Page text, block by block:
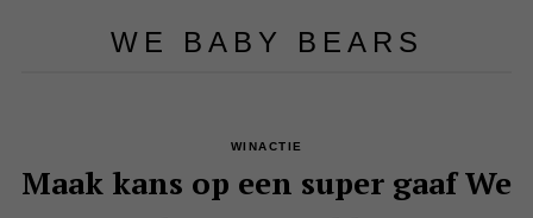
WE BABY BEARS
WINACTIE
Maak kans op een super gaaf We